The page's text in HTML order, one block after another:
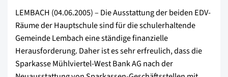
LEMBACH (04.06.2005) – Die Ausstattung der beiden EDV-
Räume der Hauptschule sind für die schulerhaltende
Gemeinde Lembach eine ständige finanzielle
Herausforderung. Daher ist es sehr erfreulich, dass die
Sparkasse Mühlviertel-West Bank AG nach der